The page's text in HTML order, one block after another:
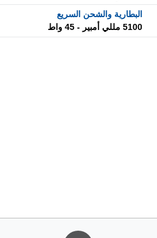
البطارية والشحن السريع
5100 مللي أمبير - 45 واط